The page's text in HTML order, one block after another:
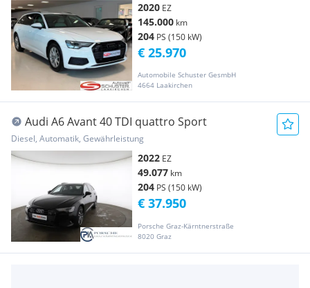
2020 EZ
145.000 km
204 PS (150 kW)
Automobile Schuster GesmbH
4664 Laakirchen
€ 25.970
Audi A6 Avant 40 TDI quattro Sport
Diesel, Automatik, Gewährleistung
2022 EZ
49.077 km
204 PS (150 kW)
Porsche Graz-Kärntnerstraße
8020 Graz
€ 37.950